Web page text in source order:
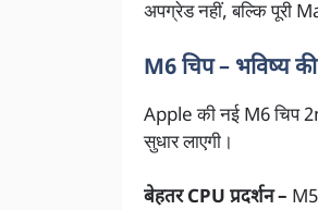
अपग्रेड नहीं, बल्कि पूरी
M6 चिप – भविष्य
Apple की नई M6 चिप
सुधार लाएगी।
बेहतर CPU प्रदर्शन –